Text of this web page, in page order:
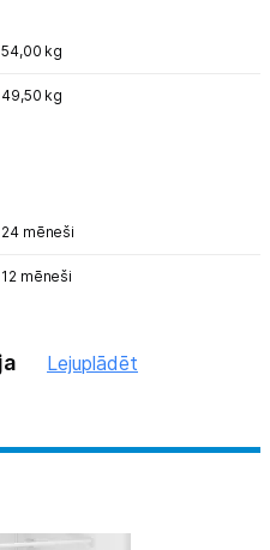
54,00 kg
49,50 kg
24 mēneši
12 mēneši
Lejuplādēt